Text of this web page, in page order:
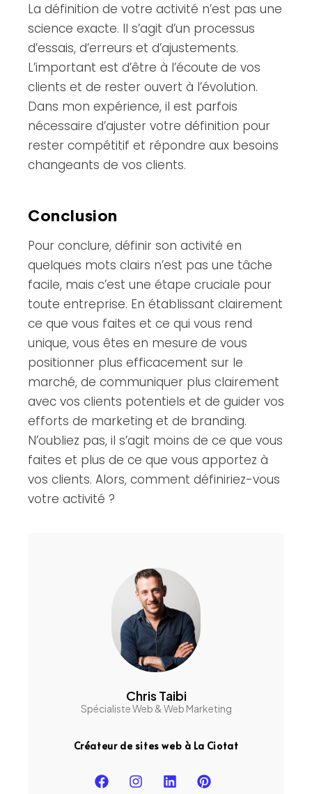
La définition de votre activité n’est pas une
science exacte. Il s’agit d’un processus
d’essais, d’erreurs et d’ajustements.
L’important est d’être à l’écoute de vos
clients et de rester ouvert à l’évolution.
Dans mon expérience, il est parfois
nécessaire d’ajuster votre définition pour
rester compétitif et répondre aux besoins
changeants de vos clients.
Conclusion
Pour conclure, définir son activité en
quelques mots clairs n’est pas une tâche
facile, mais c’est une étape cruciale pour
toute entreprise. En établissant clairement
ce que vous faites et ce qui vous rend
unique, vous êtes en mesure de vous
positionner plus efficacement sur le
marché, de communiquer plus clairement
avec vos clients potentiels et de guider vos
efforts de marketing et de branding.
N’oubliez pas, il s’agit moins de ce que vous
faites et plus de ce que vous apportez à
vos clients. Alors, comment définiriez-vous
votre activité ?
Chris Taibi
Spécialiste Web & Web Marketing
Créateur de sites web à La Ciotat